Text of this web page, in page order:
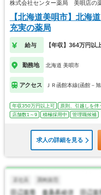
株式会社センター薬局 美唄店の
【北海道美唄市】北海
充実の薬局
給与 【年収】364万円以
勤務地 北海道 美唄市
アクセス ＪＲ函館本線(函館－
年収350万円以上可 原則、引越しを伴
店舗数1～9
積極採用中 管理職候補
求人の詳細を見る